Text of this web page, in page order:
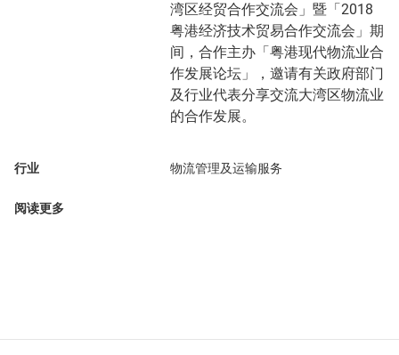
湾区经贸合作交流会」暨「2018
粤港经济技术贸易合作交流会」期
间，合作主办「粤港现代物流业合
作发展论坛」，邀请有关政府部门
及行业代表分享交流大湾区物流业
的合作发展。
行业 物流管理及运输服务
阅读更多